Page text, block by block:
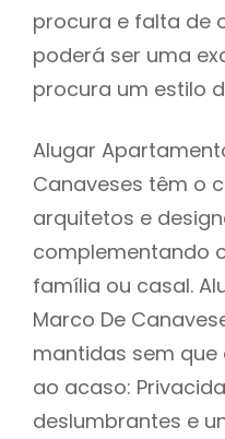
procura e falta de
poderá ser uma
procura um estilo
Alugar
Canaveses têm o
arquitetos e
complementando
família ou casal.
Marco De
mantidas sem que
ao acaso:
deslumbrantes e